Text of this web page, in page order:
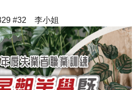
#32 李小姐